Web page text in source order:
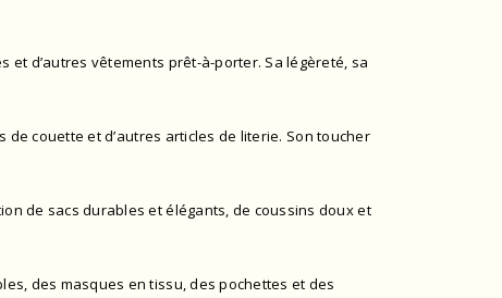
et d’autres vêtements prêt-à-porter. Sa légèreté, sa
couette et d’autres articles de literie. Son toucher
de sacs durables et élégants, de coussins doux et
des masques en tissu, des pochettes et des